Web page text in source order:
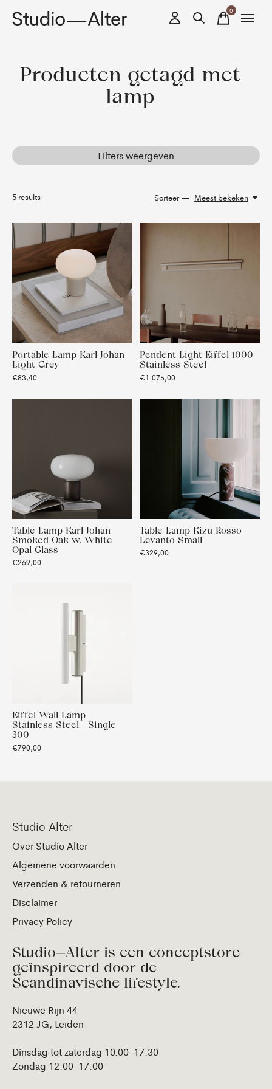
0items
Producten getagd met
lamp
Filters weergeven
5 results Sorteer — Meest bekeken
Portable Lamp Karl Johan
Light Grey
€83,40
Pendent Light Eiffel 1000
Stainless Steel
€1.075,00
Table Lamp Karl Johan
Smoked Oak w. White
Opal Glass
€269,00
Table Lamp Kizu Rosso
Levanto Small
€329,00
Eiffel Wall Lamp -
Stainless Steel - Single
300
€790,00
Studio Alter
Over Studio Alter
Algemene voorwaarden
Verzenden & retourneren
Disclaimer
Privacy Policy
Studio—Alter is een conceptstore
geïnspireerd door de
Scandinavische lifestyle.
Nieuwe Rijn 44
2312 JG, Leiden
Dinsdag tot zaterdag 10.00-17.30
Zondag 12.00-17.00